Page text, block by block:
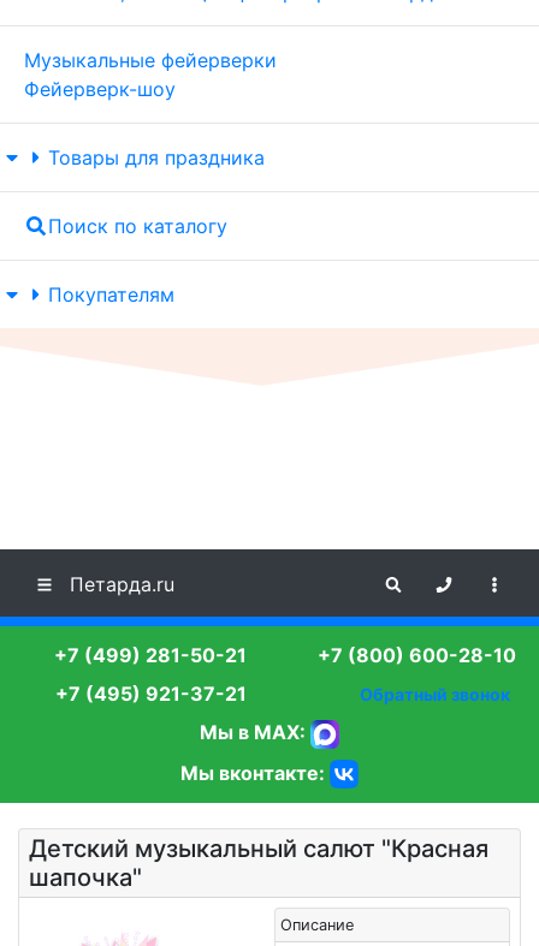
Музыкальные фейерверки
Фейерверк-шоу
Товары для праздника
Поиск по каталогу
Покупателям
Петарда.ru
+7 (499) 281-50-21
+7 (495) 921-37-21
+7 (800) 600-28-10
Обратный звонок
Мы в MAX:
Мы вконтакте:
Детский музыкальный салют "Красная
шапочка"
Описание